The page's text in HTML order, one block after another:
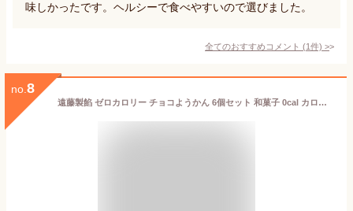
味しかったです。ヘルシーで食べやすいので選びました。
全てのおすすめコメント (1件) >
no. 8
遠藤製餡 ゼロカロリー チョコようかん 6個セット 和菓子 0cal カロリーゼロ 羊羹 お菓子 おやつ チョコ お菓子 低カロリー 0カロリーゼリー ダイエット スイーツ S.Forestオリジナルシール付